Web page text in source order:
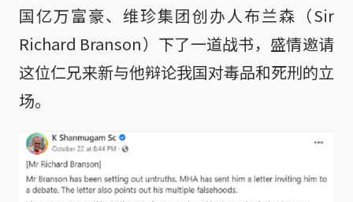
国亿万富豪、维珍集团创办人布兰森（Sir
Richard Branson）下了一道战书，盛情邀请
这位仁兄来新与他辩论我国对毒品和死刑的立
场。